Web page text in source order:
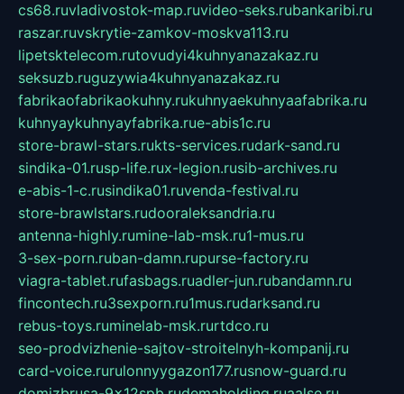
cs68.ruvladivostok-map.ruvideo-seks.rubankaribi.ru
raszar.ruvskrytie-zamkov-moskva113.ru
lipetsktelecom.rutovudyi4kuhnyanazakaz.ru
seksuzb.ruguzywia4kuhnyanazakaz.ru
fabrikaofabrikaokuhny.rukuhnyaekuhnyaafabrika.ru
kuhnyaykuhnyayfabrika.rue-abis1c.ru
store-brawl-stars.rukts-services.rudark-sand.ru
sindika-01.rusp-life.rux-legion.rusib-archives.ru
e-abis-1-c.rusindika01.ruvenda-festival.ru
store-brawlstars.rudooraleksandria.ru
antenna-highly.rumine-lab-msk.ru1-mus.ru
3-sex-porn.ruban-damn.rupurse-factory.ru
viagra-tablet.rufasbags.ruadler-jun.rubandamn.ru
fincontech.ru3sexporn.ru1mus.rudarksand.ru
rebus-toys.ruminelab-msk.rurtdco.ru
seo-prodvizhenie-sajtov-stroitelnyh-kompanij.ru
card-voice.rurulonnyygazon177.rusnow-guard.ru